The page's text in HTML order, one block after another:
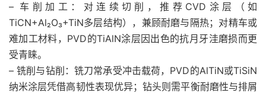
– 车削加工：对连续切削，推荐CVD涂层（如
TiCN+Al₂O₃+TiN多层结构），兼顾耐磨与隔热；对精车或
难加工材料，PVD的TiAlN涂层因出色的抗月牙洼磨损而更
受青睐。
– 铣削与钻削：铣刀常承受冲击载荷，PVD的AlTiN或TiSiN
纳米涂层凭借高韧性表现优异；钻头则需平衡耐磨性与排屑